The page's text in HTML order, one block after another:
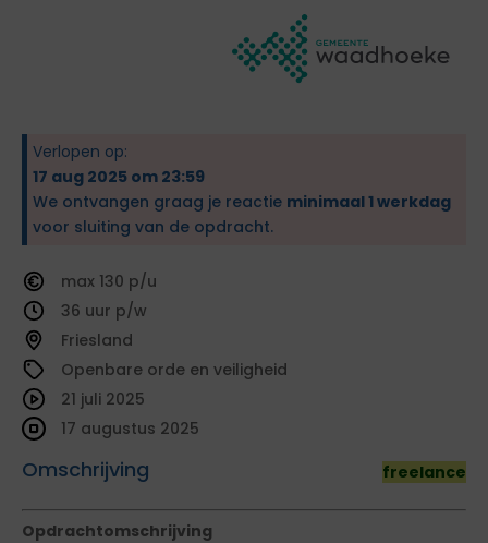
Verlopen op:
17 aug 2025 om 23:59
We ontvangen graag je reactie minimaal 1 werkdag
voor sluiting van de opdracht.
130
36
Friesland
Openbare orde en veiligheid
Omschrijving freelance
21 juli 2025
17 augustus 2025
Opdrachtomschrijving